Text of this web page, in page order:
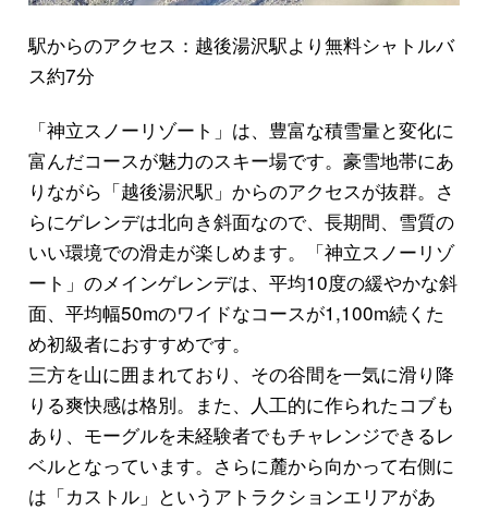
駅からのアクセス：越後湯沢駅より無料シャトルバ
ス約7分
「神立スノーリゾート」は、豊富な積雪量と変化に
富んだコースが魅力のスキー場です。豪雪地帯にあ
りながら「越後湯沢駅」からのアクセスが抜群。さ
らにゲレンデは北向き斜面なので、長期間、雪質の
いい環境での滑走が楽しめます。「神立スノーリゾ
ート」のメインゲレンデは、平均10度の緩やかな斜
面、平均幅50mのワイドなコースが1,100m続くた
め初級者におすすめです。
三方を山に囲まれており、その谷間を一気に滑り降
りる爽快感は格別。また、人工的に作られたコブも
あり、モーグルを未経験者でもチャレンジできるレ
ベルとなっています。さらに麓から向かって右側に
は「カストル」というアトラクションエリアがあ